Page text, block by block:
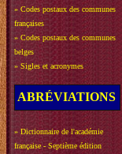
» Codes postaux des communes
françaises
» Codes postaux des communes
belges
» Sigles et acronymes
ABRÉVIATIONS
» Dictionnaire de l'académie
française - Septième édition